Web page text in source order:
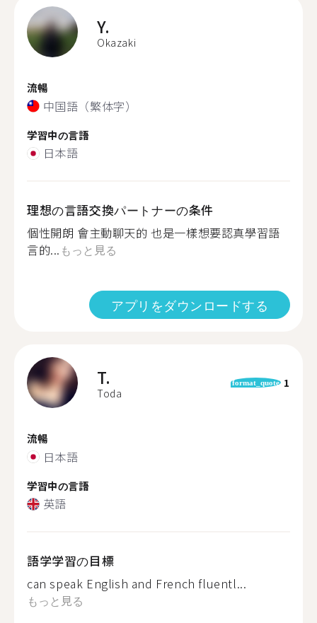
Y.
Okazaki
流暢
中国語（繁体字）
学習中の言語
日本語
理想の言語交換パートナーの条件
個性開朗 會主動聊天的 也是一樣想要認真學習語
言的... もっと見る
アプリをダウンロードする
T.
Toda
format_quote 1
流暢
日本語
学習中の言語
英語
語学学習の目標
can speak English and French fluentl...
もっと見る